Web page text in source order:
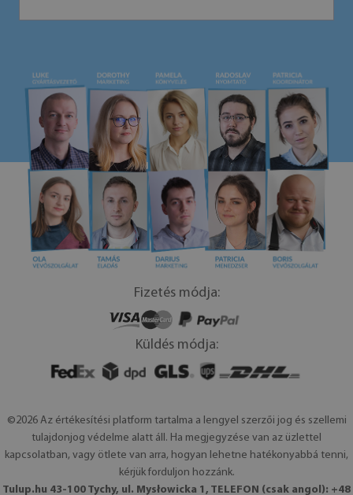
Fizetés módja:
Küldés módja:
©2026 Az értékesítési platform tartalma a lengyel szerzői jog és szellemi
tulajdonjog védelme alatt áll. Ha megjegyzése van az üzlettel
kapcsolatban, vagy ötlete van arra, hogyan lehetne hatékonyabbá tenni,
kérjük forduljon hozzánk.
Tulup.hu 43-100 Tychy, ul. Mysłowicka 1, TELEFON (csak angol): +48